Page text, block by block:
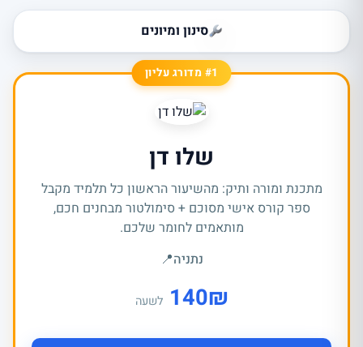
סינון ומיונים
#1 מדורג עליון
שלו דן
מתכנת ומורה ותיק: מהשיעור הראשון כל תלמיד מקבל
ספר קורס אישי מסוכם + סימולטור מבחנים חכם,
מותאמים לחומר שלכם.
נתניה📍
₪
140 לשעה